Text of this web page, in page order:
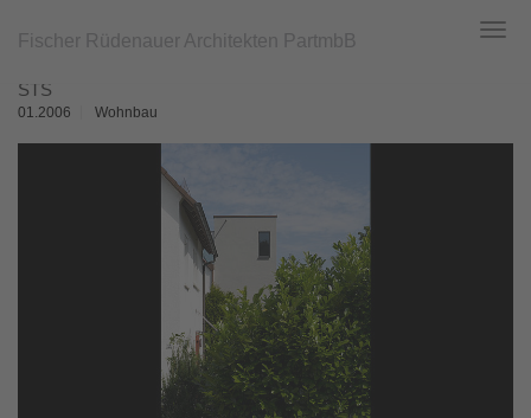
Hauptinhalt
springen
Fischer Rüdenauer Architekten PartmbB
STS
01.2006 Wohnbau